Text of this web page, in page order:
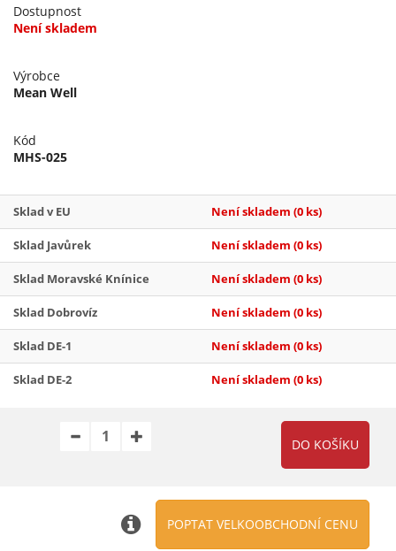
Dostupnost
Není skladem
Výrobce
Mean Well
Kód
MHS-025
Sklad v EU Není skladem (0 ks)
Sklad Javůrek Není skladem (0 ks)
Sklad Moravské Knínice Není skladem (0 ks)
Sklad Dobrovíz Není skladem (0 ks)
Sklad DE-1 Není skladem (0 ks)
Sklad DE-2 Není skladem (0 ks)
POPTAT VELKOOBCHODNÍ CENU